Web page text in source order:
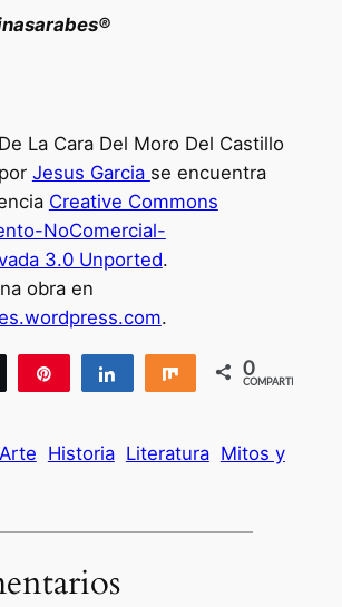
La Cara Del Moro Del Castillo
Jesus Garcia se encuentra
Creative Commons
NoComercial-
3.0 Unported.
obra en
.
Twittear Compartir Compartir
0
COMPARTIR
Arte Historia Literatura Mitos y